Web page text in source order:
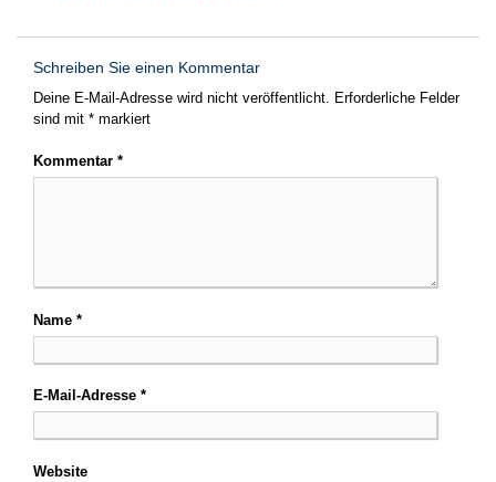
Schreiben Sie einen Kommentar
Deine E-Mail-Adresse wird nicht veröffentlicht. Erforderliche Felder
sind mit * markiert
Kommentar *
Name *
E-Mail-Adresse *
Website